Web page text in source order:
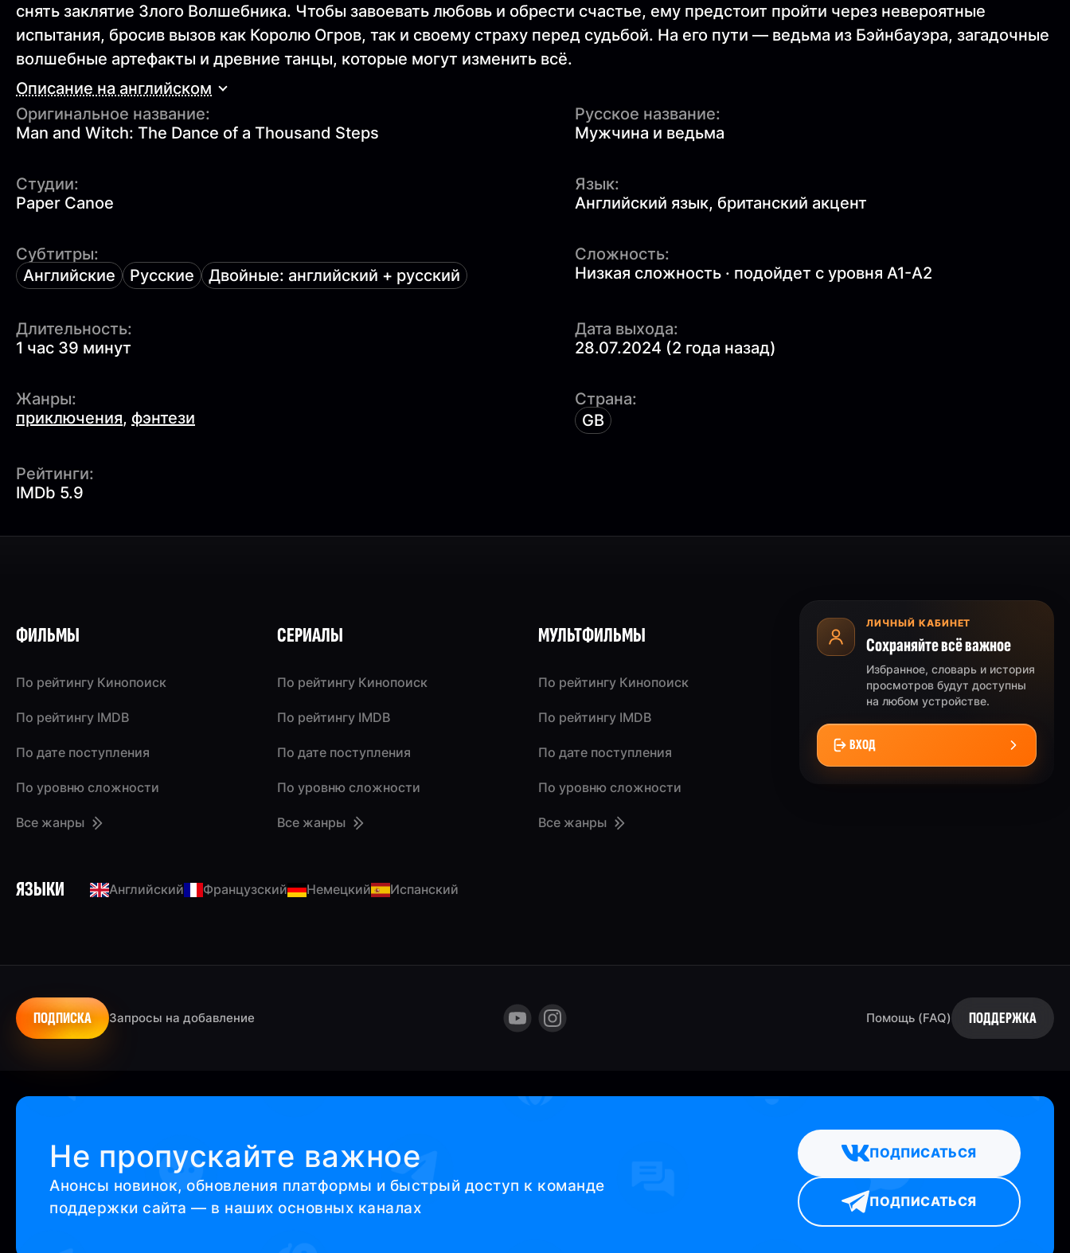
снять заклятие Злого Волшебника. Чтобы завоевать любовь и обрести счастье, ему предстоит пройти через невероятные
испытания, бросив вызов как Королю Огров, так и своему страху перед судьбой. На его пути — ведьма из Бэйнбауэра, загадочные
волшебные артефакты и древние танцы, которые могут изменить всё.
Описание на английском
Оригинальное название:
Man and Witch: The Dance of a Thousand Steps
Русское название:
Мужчина и ведьма
Студии:
Paper Canoe
Язык:
Английский язык, британский акцент
Субтитры:
Английские
Русские Двойные: английский + русский
Сложность:
Низкая сложность · подойдет с уровня A1-A2
Длительность:
1 час 39 минут
Дата выхода:
28.07.2024 (2 года назад)
Жанры:
приключения, фэнтези
Страна:
GB
Рейтинги:
IMDb 5.9
ЯЗЫКИ Английский Французский Немецкий Испанский
ФИЛЬМЫ
По рейтингу Кинопоиск
По рейтингу IMDB
По дате поступления
По уровню сложности
Все жанры
СЕРИАЛЫ
По рейтингу Кинопоиск
По рейтингу IMDB
По дате поступления
По уровню сложности
Все жанры
МУЛЬТФИЛЬМЫ
По рейтингу Кинопоиск
По рейтингу IMDB
По дате поступления
По уровню сложности
Все жанры
ЛИЧНЫЙ КАБИНЕТ
Сохраняйте всё важное
Избранное, словарь и история
просмотров будут доступны
на любом устройстве.
ВХОД
Запросы на добавление
ПОДПИСКА Помощь (FAQ) ПОДДЕРЖКА
Не пропускайте важное
Анонсы новинок, обновления платформы и быстрый доступ к команде
поддержки сайта — в наших основных каналах
ПОДПИСАТЬСЯ
ПОДПИСАТЬСЯ